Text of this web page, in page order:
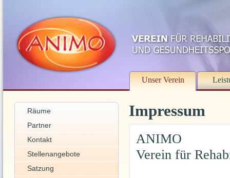
Unser Verein
Räume
Partner
Kontakt
Stellenangebote
Satzung
Impressum
ANIMO
Verein für